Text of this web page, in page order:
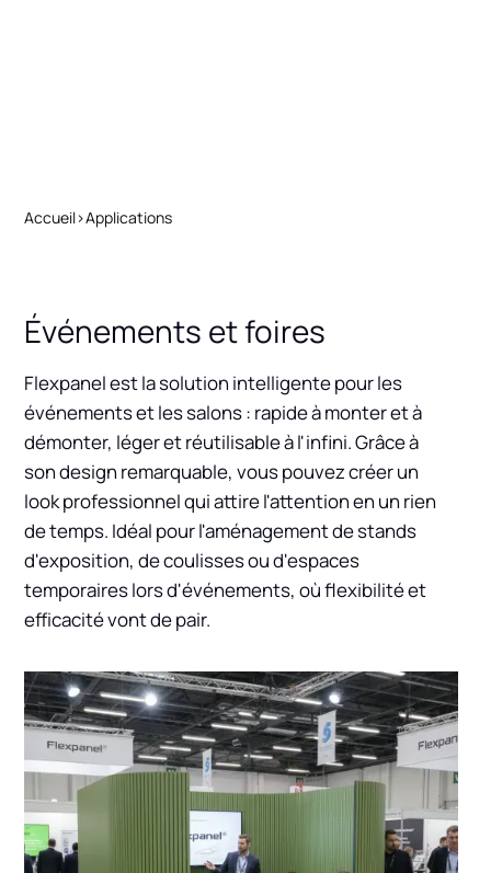
Accueil>Applications
Événements et foires
Flexpanel est la solution intelligente pour les
événements et les salons : rapide à monter et à
démonter, léger et réutilisable à l'infini. Grâce à
son design remarquable, vous pouvez créer un
look professionnel qui attire l'attention en un rien
de temps. Idéal pour l'aménagement de stands
d'exposition, de coulisses ou d'espaces
temporaires lors d'événements, où flexibilité et
efficacité vont de pair.